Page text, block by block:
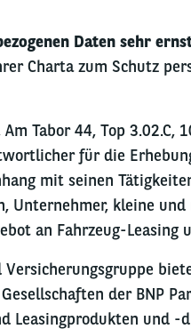
Daten sehr
Charta zum Schutz
Tabor 44, Top 3.02.C,
für die
mit seinen
Unternehmer, kleine
an Fahrzeug-
der BNP
Leasingprodukten und -